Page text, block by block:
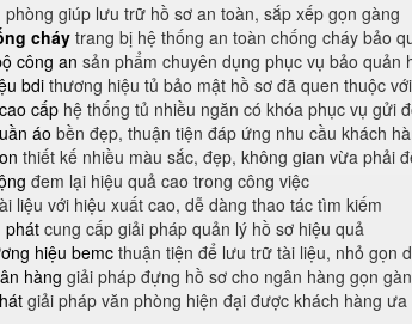
phòng giúp lưu trữ hồ sơ an toàn, sắp xếp gọn gàng
cháytrang bị hệ thống an toàn chống cháy bảo
công an sản phẩm chuyên dụng phục vụ bảo quản
bdi thương hiệu tủ bảo mật hồ sơ đã quen thuộc
cấp hệ thống tủ nhiều ngăn có khóa phục vụ gửi
áo bền đẹp, thuận tiện đáp ứng nhu cầu khách
thiết kế nhiều màu sắc, đẹp, không gian vừa phải
đem lại hiệu quả cao trong công việc
liệu với hiệu xuất cao, dễ dàng thao tác tìm kiếm
phátcung cấp giải pháp quản lý hồ sơ hiệu quả
hiệu bemc thuận tiện để lưu trữ tài liệu, nhỏ gọn
hàng giải pháp đựng hồ sơ cho ngân hàng gọn
giải pháp văn phòng hiện đại được khách hàng